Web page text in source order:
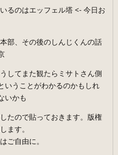
るのはエッフェル塔 <- 今日お
部、その後のしんじくんの話
してまた観たらミサトさん側
いうことがわかるのかもしれ
いかも
たので貼っておきます。版権
ます。
ご自由に。